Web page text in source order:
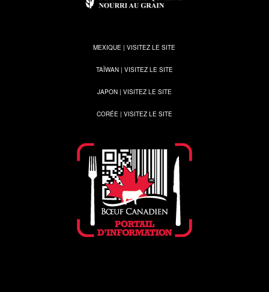
MEXIQUE | VISITEZ LE SITE
TAÏWAN | VISITEZ LE SITE
JAPON | VISITEZ LE SITE
CORÉE | VISITEZ LE SITE